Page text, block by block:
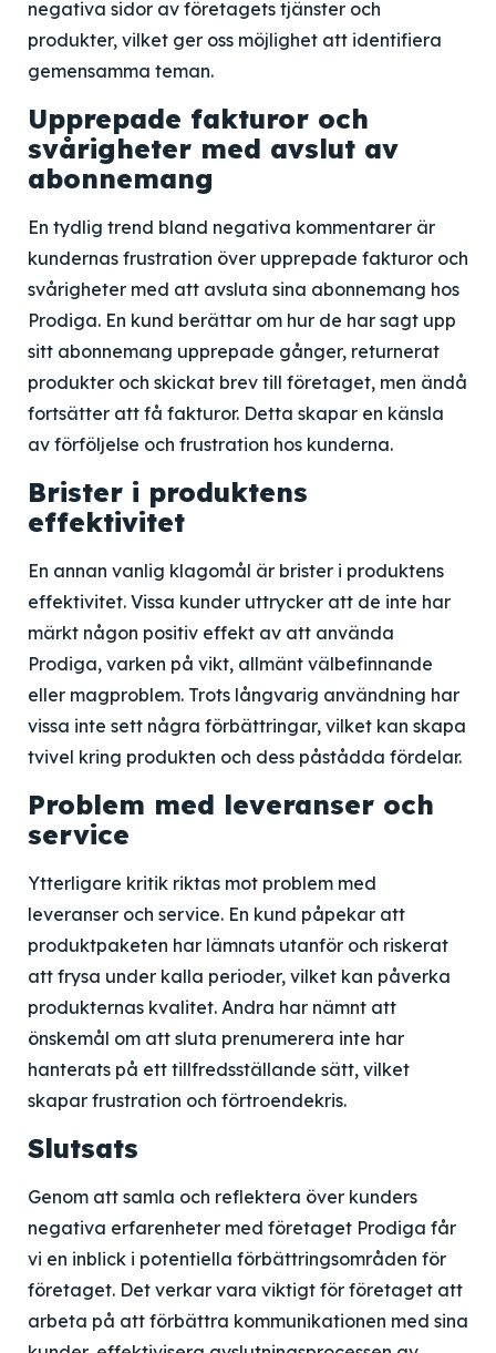
negativa sidor av företagets tjänster och
produkter, vilket ger oss möjlighet att identifiera
gemensamma teman.
Upprepade fakturor och
svårigheter med avslut av
abonnemang
En tydlig trend bland negativa kommentarer är
kundernas frustration över upprepade fakturor och
svårigheter med att avsluta sina abonnemang hos
Prodiga. En kund berättar om hur de har sagt upp
sitt abonnemang upprepade gånger, returnerat
produkter och skickat brev till företaget, men ändå
fortsätter att få fakturor. Detta skapar en känsla
av förföljelse och frustration hos kunderna.
Brister i produktens
effektivitet
En annan vanlig klagomål är brister i produktens
effektivitet. Vissa kunder uttrycker att de inte har
märkt någon positiv effekt av att använda
Prodiga, varken på vikt, allmänt välbefinnande
eller magproblem. Trots långvarig användning har
vissa inte sett några förbättringar, vilket kan skapa
tvivel kring produkten och dess påstådda fördelar.
Problem med leveranser och
service
Ytterligare kritik riktas mot problem med
leveranser och service. En kund påpekar att
produktpaketen har lämnats utanför och riskerat
att frysa under kalla perioder, vilket kan påverka
produkternas kvalitet. Andra har nämnt att
önskemål om att sluta prenumerera inte har
hanterats på ett tillfredsställande sätt, vilket
skapar frustration och förtroendekris.
Slutsats
Genom att samla och reflektera över kunders
negativa erfarenheter med företaget Prodiga får
vi en inblick i potentiella förbättringsområden för
företaget. Det verkar vara viktigt för företaget att
arbeta på att förbättra kommunikationen med sina